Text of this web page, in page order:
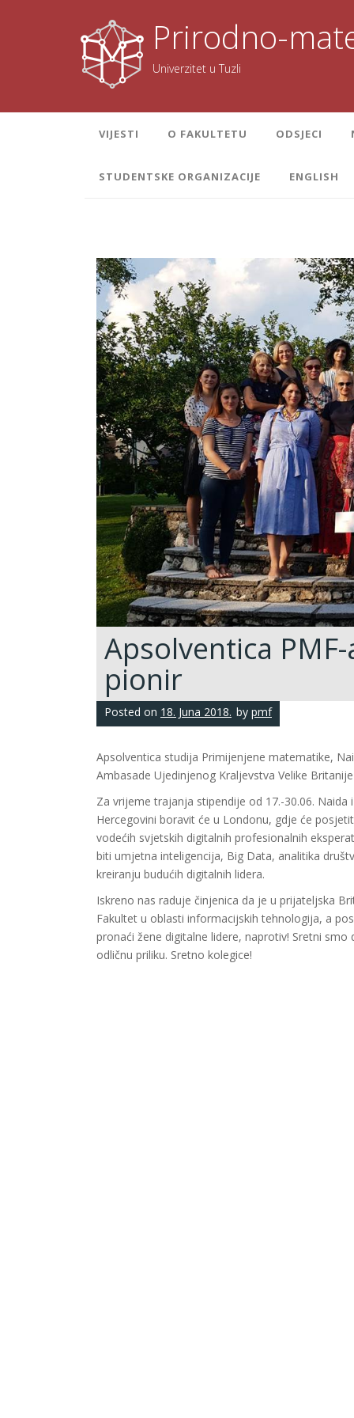
Prirodno-
Univerzitet u Tuzli
VIJESTI O FAKULTETU ODSJECI
STUDENTSKE ORGANIZACIJE ENGLISH
Apsolventica
pionir
Posted on 18. Juna 2018. by pmf
Apsolventica studija Primijenjene matematike,
Ambasade Ujedinjenog Kraljevstva Velike
Za vrijeme trajanja stipendije od 17.-30.06.
Hercegovini boravit će u Londonu, gdje će
vodećih svjetskih digitalnih profesionalnih
biti umjetna inteligencija, Big Data, analitika
kreiranju budućih digitalnih lidera.
Iskreno nas raduje činjenica da je u prijateljska
Fakultet u oblasti informacijskih tehnologija, a
pronaći žene digitalne lidere, naprotiv! Sretni
odličnu priliku. Sretno kolegice!